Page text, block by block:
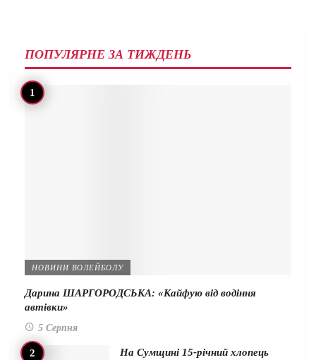
ПОПУЛЯРНЕ ЗА ТИЖДЕНЬ
НОВИНИ ВОЛЕЙБОЛУ
Дарина ШАРГОРОДСЬКА: «Кайфую від водіння
автівки»
5 Серпня
На Сумщині 15-річний хлопець